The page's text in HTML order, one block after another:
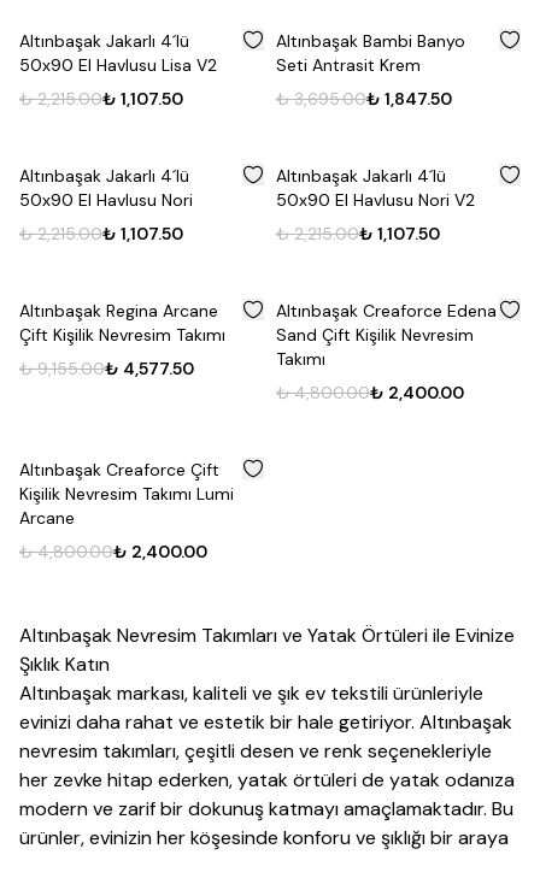
50
Altınbaşak Jakarlı 4´lü
50x90 El Havlusu Lisa V2
₺ 2,215.00₺ 1,107.50
50
Altınbaşak Bambi Banyo
Seti Antrasit Krem
₺ 3,695.00₺ 1,847.50
50
Altınbaşak Jakarlı 4´lü
50x90 El Havlusu Nori
₺ 2,215.00₺ 1,107.50
50
Altınbaşak Jakarlı 4´lü
50x90 El Havlusu Nori V2
₺ 2,215.00₺ 1,107.50
50
Altınbaşak Regina Arcane
Çift Kişilik Nevresim Takımı
₺ 9,155.00₺ 4,577.50
% 50
Altınbaşak Creaforce Edena
Sand Çift Kişilik Nevresim
Takımı
₺ 4,800.00₺ 2,400.00
% 50
Altınbaşak Creaforce Çift
Kişilik Nevresim Takımı Lumi
Arcane
₺ 4,800.00₺ 2,400.00
Altınbaşak Nevresim Takımları ve Yatak Örtüleri ile Evinize
Şıklık Katın
Altınbaşak markası, kaliteli ve şık ev tekstili ürünleriyle
evinizi daha rahat ve estetik bir hale getiriyor. Altınbaşak
nevresim takımları, çeşitli desen ve renk seçenekleriyle
her zevke hitap ederken, yatak örtüleri de yatak odanıza
modern ve zarif bir dokunuş katmayı amaçlamaktadır. Bu
ürünler, evinizin her köşesinde konforu ve şıklığı bir araya